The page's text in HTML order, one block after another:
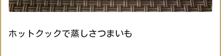
ホットクックで蒸しさつまいも